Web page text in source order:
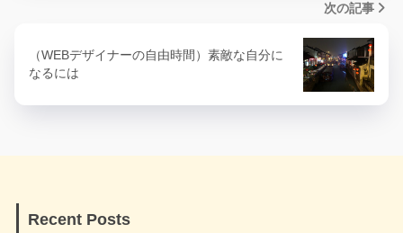
次の記事
（WEBデザイナーの自由時間）素敵な自分に
なるには
Recent Posts